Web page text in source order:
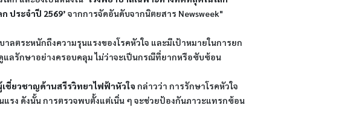
ประจำปี 2569’ จากการจัดอันดับจากนิตยสาร Newsweek"
าลตระหนักถึงความรุนแรงของโรคหัวใจ และมีเป้าหมายในการยก
ลรักษาอย่างครอบคลุม ไม่ว่าจะเป็นกรณีที่ยากหรือซับซ้อน
ชี่ยวชาญด้านสรีรวิทยาไฟฟ้าหัวใจ กล่าวว่า การรักษาโรคหัวใจ
แรง ดังนั้น การตรวจพบตั้งแต่เนิ่น ๆ จะช่วยป้องกันภาวะแทรกซ้อน